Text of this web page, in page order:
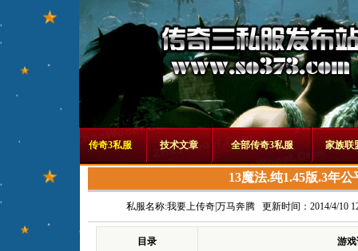
传奇3私服 技术文章 全部传奇3私服 家族联
13魔法.纯1.45版.3年公
私服名称:我要上传奇|万马奔腾更新时间：2014/4/10
目录 游